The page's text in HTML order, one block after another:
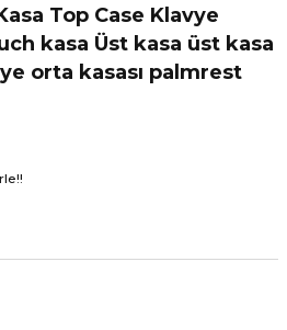
Top Case Klavye
kasa Üst kasa üst kasa
orta kasası palmrest